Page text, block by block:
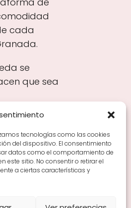
tecnologías como las cookies
del dispositivo. El consentimiento
datos como el comportamiento de
este sitio. No consentir o retirar el
a ciertas características y
cada
se
que sea
Tipos de Rioja y
Zonas de Rioja y